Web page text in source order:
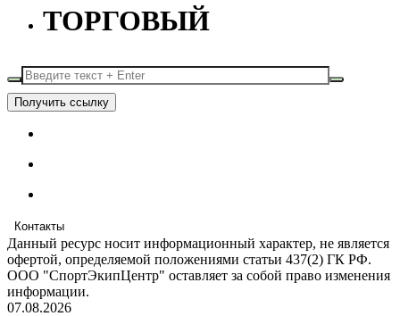
ТОРГОВЫЙ
Получить ссылку
Контакты
Данный ресурс носит информационный характер, не является
офертой, определяемой положениями статьи 437(2) ГК РФ.
ООО "СпортЭкипЦентр" оставляет за собой право изменения
информации.
07.08.2026